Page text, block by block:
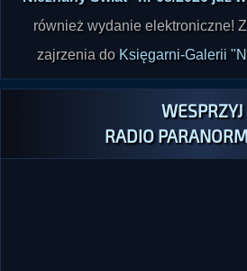
zajrzenia doKsięgarni-Galerii
WESPRZYJ
RADIO